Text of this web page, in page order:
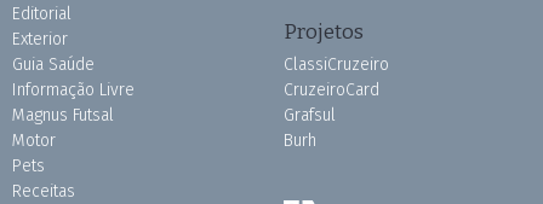
Editorial
Exterior
Guia Saúde
Informação Livre
Magnus Futsal
Motor
Pets
Receitas
Projetos
ClassiCruzeiro
CruzeiroCard
Grafsul
Burh